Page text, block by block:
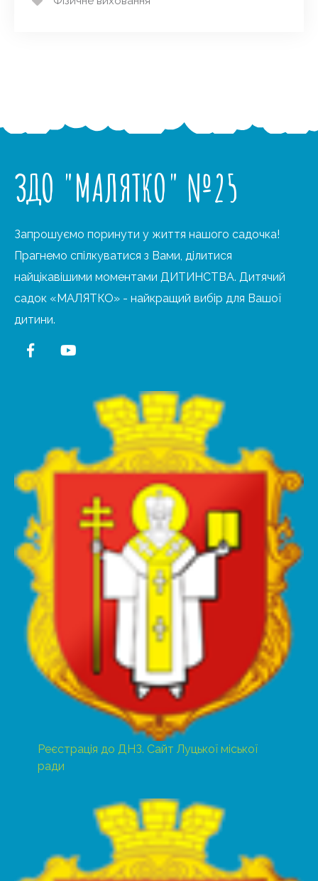
ЗДО "МАЛЯТКО" №25
Запрошуємо поринути у життя нашого садочка!
Прагнемо спілкуватися з Вами, ділитися
найцікавішими моментами ДИТИНСТВА. Дитячий
садок «МАЛЯТКО» - найкращий вибір для Вашої
дитини.
Реєстрація до ДНЗ. Сайт Луцької міської
ради